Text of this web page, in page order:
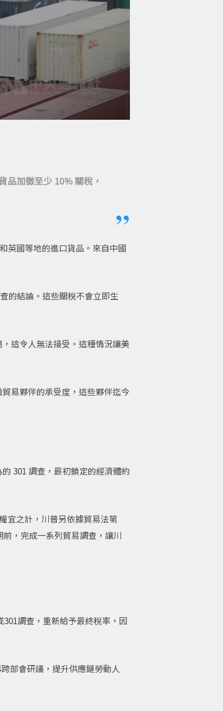
品加徵至少 10% 關稅，
英國等地的進口貨品。來自中國
的結論。這些關稅不會立即生
這令人無法接受。這種情況讓美
易夥伴的承受度，這些夥伴迄今
301 調查，最初鎖定的經濟體約
宜之計，川普另依據貿易法第
，完成一系列貿易調查，讓川
調查，重新給予最終稅率，因
部會研議，提升供應鏈勞動人